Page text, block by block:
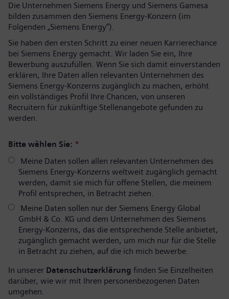
Die Unternehmen Siemens Energy und Siemens Gamesa
bilden zusammen den Siemens Energy-Konzern (im
Folgenden „Siemens Energy“).
Sie haben den ersten Schritt zu einer neuen Karrierechance
bei Siemens Energy gemacht. Wir laden Sie ein, Ihre
Bewerbung auszufüllen. Wenn Sie sich damit einverstanden
erklären, Ihre Daten allen relevanten Unternehmen des
Siemens Energy-Konzerns zugänglich zu machen, erhöht
ein vollständiges Profil Ihre Chancen, von unseren
Recruitern für zukünftige Stellenangebote gefunden zu
werden.
Bitte wählen Sie: *
Meine Daten sollen allen relevanten Unternehmen des
Siemens Energy-Konzerns weltweit zugänglich gemacht
werden, damit sie mich für offene Stellen, die meinem
Profil entsprechen, in Betracht ziehen.
Meine Daten sollen nur der Siemens Energy Global
GmbH & Co. KG und dem Unternehmen des Siemens
Energy-Konzerns, das die entsprechende Stelle anbietet,
zugänglich gemacht werden, um mich nur für die Stelle
in Betracht zu ziehen, auf die ich mich bewerbe.
In unserer Datenschutzerklärung finden Sie Einzelheiten
darüber, wie wir mit Ihren personenbezogenen Daten
umgehen.